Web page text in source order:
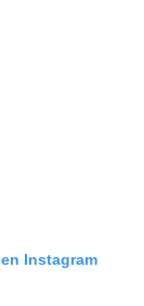
Instagram